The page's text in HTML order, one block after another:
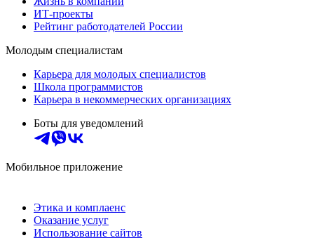
ИТ-проекты
Рейтинг работодателей России
Молодым специалистам
Карьера для молодых специалистов
Школа программистов
Карьера в некоммерческих организациях
Боты для уведомлений
Мобильное приложение
Этика и комплаенс
Оказание услуг
Использование сайтов